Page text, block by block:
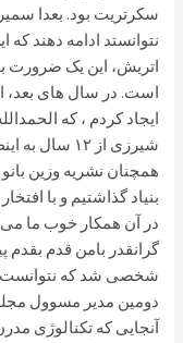
سکرتریت بود. بعدا
نتوانستد ادامه دهند
اتریش، این یک ضرورت
است. در سال های بعد،
ایجاد کردم ، که
شیرزی از ۱۲
همچنان نشریه وزین
بنیاد گذاشتیم و با
در آن همکار خوب ما می
گرانقدر بامن قدم
شخصی شد که نتوانست
دومین مدیر مسوول
آنجایی که تکنالوژی